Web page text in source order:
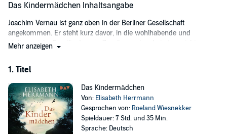
Das Kindermädchen Inhaltsangabe
Joachim Vernau ist ganz oben in der Berliner Gesellschaft
angekommen. Er steht kurz davor, in die wohlhabende und
einflussreiche Familie der von Zernikows einzuheiraten, nicht
hätten im Zweiten Weltkrieg eine Zwangsarbeiterin beschäftigt, lässt
das Familienoberhaupt sie kurzerhand hinauswerfen. Wenig später
wird sie tot aus dem Landwehrkanal geborgen. Vernau beginnt
unangenehme Fragen zu stellen und kommt nicht nur der Identität
der Frau, sondern auch dem lukrativen Geschäft mit enteigneter
Kunst auf die Spur…
Mehr anzeigen
1. Titel
Das Kindermädchen
Von: Elisabeth Herrmann
Gesprochen von: Roeland Wiesnekker
Spieldauer: 7 Std. und 35 Min.
Sprache: Deutsch